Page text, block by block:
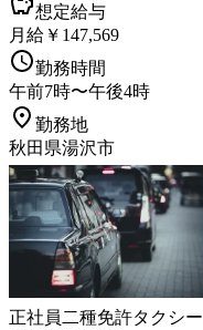
想定給与
月給￥147,569
勤務時間
午前7時〜午後4時
勤務地
秋田県湯沢市
正社員 二種免許タクシー